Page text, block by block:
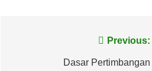
Previous:
Dasar Pertimbangan